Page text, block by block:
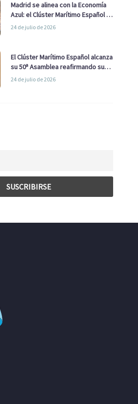
Madrid se alinea con la Economía
Azul: el Clúster Marítimo Español y
la Real Liga Naval avanzan alianzas
24 de julio de 2026
El Clúster Marítimo Español alcanza
su 50ª Asamblea reafirmando su
liderazgo en la Economía Azul
24 de julio de 2026